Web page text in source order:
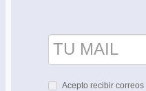
Acepto recibir correos